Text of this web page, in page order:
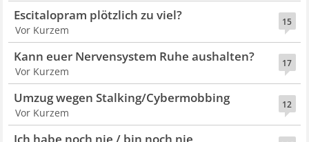
15
Escitalopram plötzlich zu viel?
Vor Kurzem
17
Kann euer Nervensystem Ruhe aushalten?
Vor Kurzem
12
Umzug wegen Stalking/Cybermobbing
Vor Kurzem
Ich habe noch nie / bin noch nie